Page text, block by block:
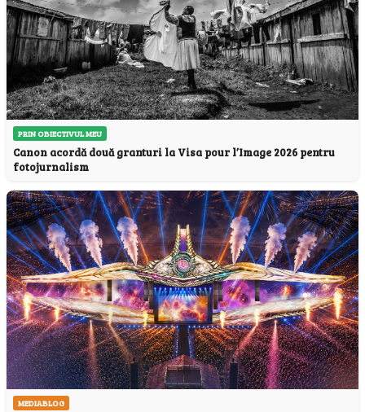
PRIN OBIECTIVUL MEU
Canon acordă două granturi la Visa pour l’Image 2026 pentru
fotojurnalism
MEDIABLOG